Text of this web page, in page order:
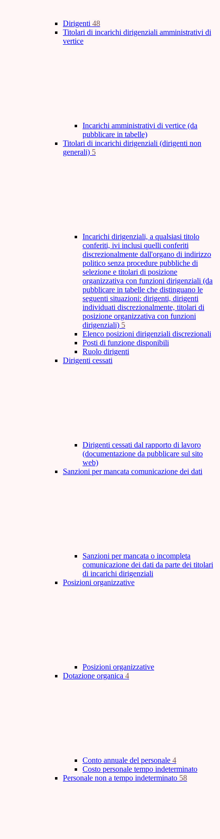
Dirigenti 48
Titolari di incarichi dirigenziali amministrativi di
vertice
Incarichi amministrativi di vertice (da
pubblicare in tabelle)
Titolari di incarichi dirigenziali (dirigenti non
generali) 5
Incarichi dirigenziali, a qualsiasi titolo
conferiti, ivi inclusi quelli conferiti
discrezionalmente dall'organo di indirizzo
politico senza procedure pubbliche di
selezione e titolari di posizione
organizzativa con funzioni dirigenziali (da
pubblicare in tabelle che distinguano le
seguenti situazioni: dirigenti, dirigenti
individuati discrezionalmente, titolari di
posizione organizzativa con funzioni
dirigenziali) 5
Elenco posizioni dirigenziali discrezionali
Posti di funzione disponibili
Ruolo dirigenti
Dirigenti cessati
Dirigenti cessati dal rapporto di lavoro
(documentazione da pubblicare sul sito
web)
Sanzioni per mancata comunicazione dei dati
Sanzioni per mancata o incompleta
comunicazione dei dati da parte dei titolari
di incarichi dirigenziali
Posizioni organizzative
Posizioni organizzative
Dotazione organica 4
Conto annuale del personale 4
Costo personale tempo indeterminato
Personale non a tempo indeterminato 58